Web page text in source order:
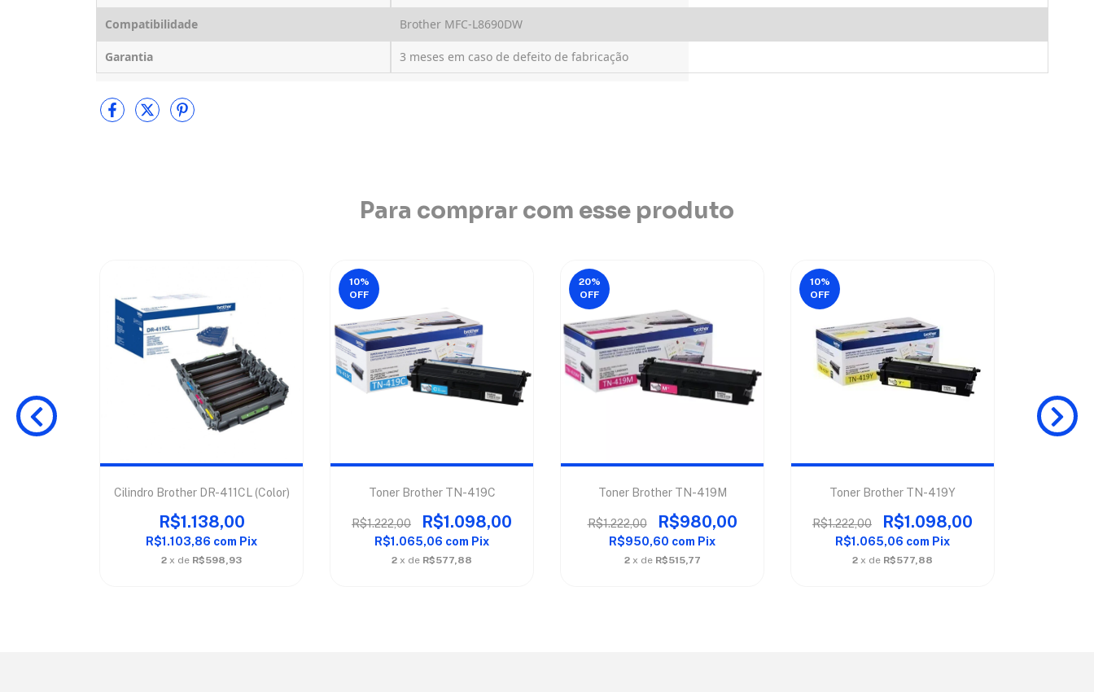
Compatibilidade Brother MFC-L8690DW
Garantia 3 meses em caso de defeito de fabricação
Para comprar com esse produto
Cilindro Brother DR-411CL (Color)
R$1.138,00
R$1.103,86 com Pix
2 x de R$598,93
10%
OFF
Toner Brother TN-419C
R$1.222,00 R$1.098,00
R$1.065,06 com Pix
2 x de R$577,88
20%
OFF
Toner Brother TN-419M
R$1.222,00 R$980,00
R$950,60 com Pix
2 x de R$515,77
10%
OFF
Toner Brother TN-419Y
R$1.222,00 R$1.098,00
R$1.065,06 com Pix
2 x de R$577,88